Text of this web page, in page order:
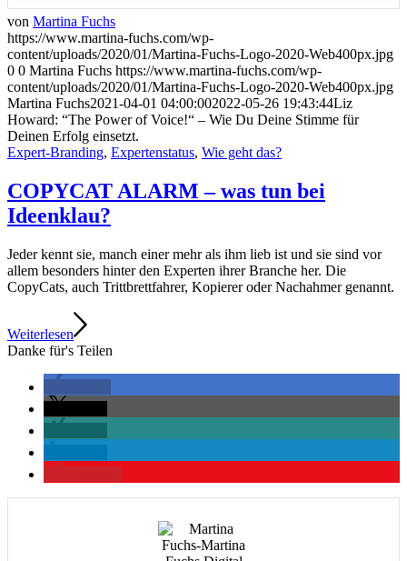
von Martina Fuchs
https://www.martina-fuchs.com/wp-
content/uploads/2020/01/Martina-Fuchs-Logo-2020-Web400px.jpg
0 0 Martina Fuchs https://www.martina-fuchs.com/wp-
content/uploads/2020/01/Martina-Fuchs-Logo-2020-Web400px.jpg
Martina Fuchs2021-04-01 04:00:002022-05-26 19:43:44Liz
Howard: “The Power of Voice!“ – Wie Du Deine Stimme für
Deinen Erfolg einsetzt.
Expert-Branding, Expertenstatus, Wie geht das?
COPYCAT ALARM – was tun bei
Ideenklau?
Jeder kennt sie, manch einer mehr als ihm lieb ist und sie sind vor
allem besonders hinter den Experten ihrer Branche her. Die
CopyCats, auch Trittbrettfahrer, Kopierer oder Nachahmer genannt.
Weiterlesen
Danke für's Teilen